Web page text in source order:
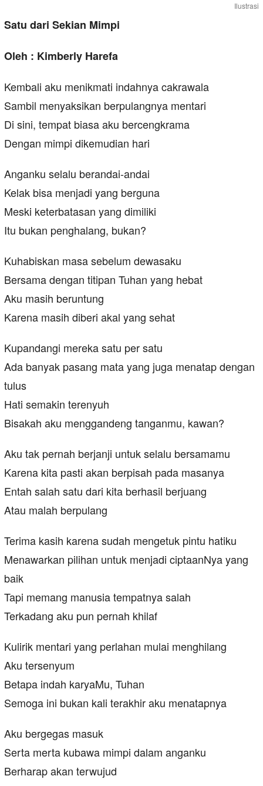
Ilustrasi
Satu dari Sekian Mimpi
Oleh : Kimberly Harefa
Kembali aku menikmati indahnya cakrawala
Sambil menyaksikan berpulangnya mentari
Di sini, tempat biasa aku bercengkrama
Dengan mimpi dikemudian hari
Anganku selalu berandai-andai
Kelak bisa menjadi yang berguna
Meski keterbatasan yang dimiliki
Itu bukan penghalang, bukan?
Kuhabiskan masa sebelum dewasaku
Bersama dengan titipan Tuhan yang hebat
Aku masih beruntung
Karena masih diberi akal yang sehat
Kupandangi mereka satu per satu
Ada banyak pasang mata yang juga menatap dengan
tulus
Hati semakin terenyuh
Bisakah aku menggandeng tanganmu, kawan?
Aku tak pernah berjanji untuk selalu bersamamu
Karena kita pasti akan berpisah pada masanya
Entah salah satu dari kita berhasil berjuang
Atau malah berpulang
Terima kasih karena sudah mengetuk pintu hatiku
Menawarkan pilihan untuk menjadi ciptaanNya yang
baik
Tapi memang manusia tempatnya salah
Terkadang aku pun pernah khilaf
Kulirik mentari yang perlahan mulai menghilang
Aku tersenyum
Betapa indah karyaMu, Tuhan
Semoga ini bukan kali terakhir aku menatapnya
Aku bergegas masuk
Serta merta kubawa mimpi dalam anganku
Berharap akan terwujud